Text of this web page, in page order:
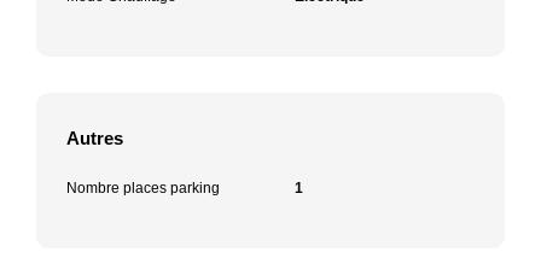
Autres
Nombre places parking 1